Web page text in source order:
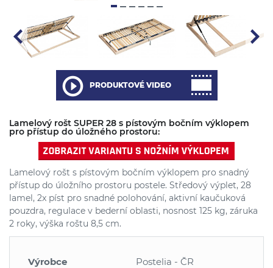
PRODUKTOVÉ VIDEO
Lamelový rošt SUPER 28 s pístovým bočním výklopem
pro přístup do úložného prostoru:
Lamelový rošt s pístovým bočním výklopem pro snadný
přístup do úložního prostoru postele. Středový výplet, 28
lamel, 2x píst pro snadné polohování, aktivní kaučuková
pouzdra, regulace v bederní oblasti, nosnost 125 kg, záruka
2 roky, výška roštu 8,5 cm.
Výrobce
Postelia - ČR